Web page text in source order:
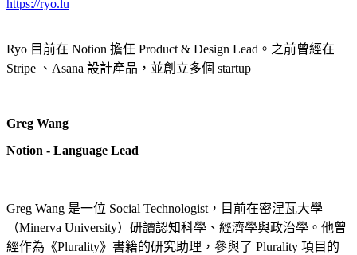
https://ryo.lu
Ryo 目前在 Notion 擔任 Product & Design Lead。之前曾經在
Stripe 、Asana 設計產品，並創立多個 startup
Greg Wang
Notion - Language Lead
Greg Wang 是一位 Social Technologist，目前在密涅瓦大學
（Minerva University）研讀認知科學、經濟學與政治學。他曾
經作為《Plurality》書籍的研究助理，參與了 Plurality 項目的